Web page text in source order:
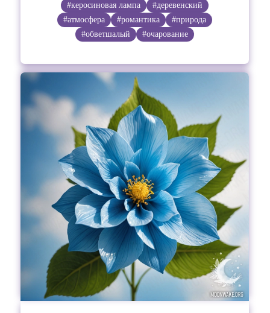
#керосиновая лампа
#деревенский
#атмосфера
#романтика
#природа
#обветшалый
#очарование